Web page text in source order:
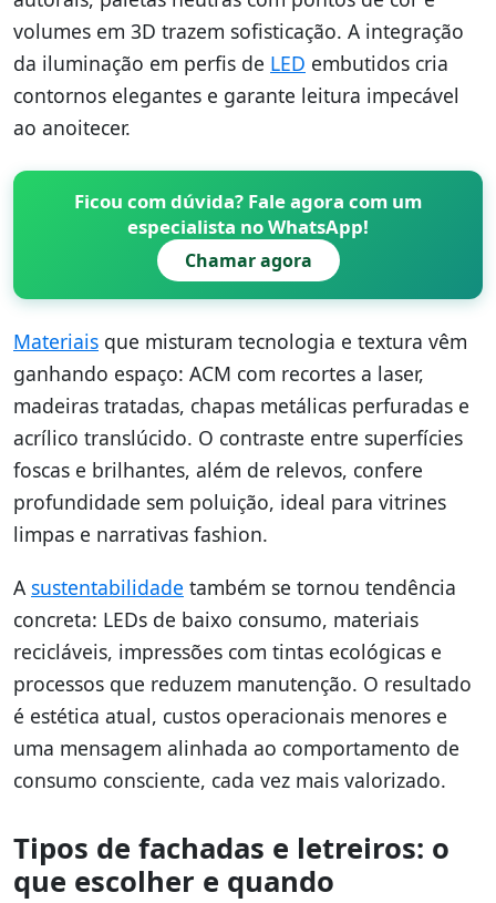
volumes em 3D trazem sofisticação. A integração
da iluminação em perfis de LED embutidos cria
contornos elegantes e garante leitura impecável
ao anoitecer.
Ficou com dúvida? Fale agora com um
especialista no WhatsApp!
Chamar agora
Materiais que misturam tecnologia e textura vêm
ganhando espaço: ACM com recortes a laser,
madeiras tratadas, chapas metálicas perfuradas e
acrílico translúcido. O contraste entre superfícies
foscas e brilhantes, além de relevos, confere
profundidade sem poluição, ideal para vitrines
limpas e narrativas fashion.
A sustentabilidade também se tornou tendência
concreta: LEDs de baixo consumo, materiais
recicláveis, impressões com tintas ecológicas e
processos que reduzem manutenção. O resultado
é estética atual, custos operacionais menores e
uma mensagem alinhada ao comportamento de
consumo consciente, cada vez mais valorizado.
Tipos de fachadas e letreiros: o
que escolher e quando